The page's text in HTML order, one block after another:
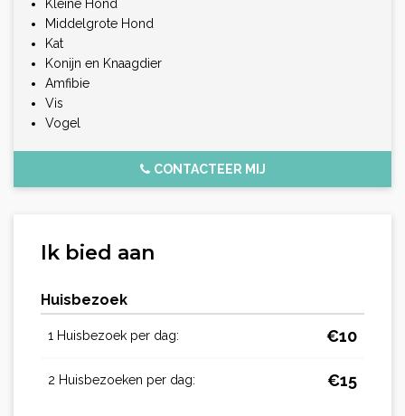
Kleine Hond
Middelgrote Hond
Kat
Konijn en Knaagdier
Amfibie
Vis
Vogel
CONTACTEER MIJ
Ik bied aan
Huisbezoek
1 Huisbezoek per dag: €10
2 Huisbezoeken per dag: €15